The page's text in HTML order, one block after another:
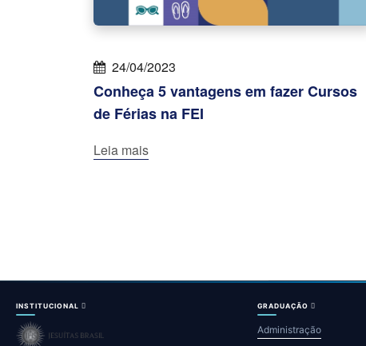
24/04/2023
Conheça 5 vantagens em fazer Cursos
de Férias na FEI
Leia mais
INSTITUCIONAL GRADUAÇÃO
Administração